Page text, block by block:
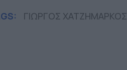
ΓΙΩΡΓΟΣ ΧΑΤΖΗΜΑΡΚΟΣ